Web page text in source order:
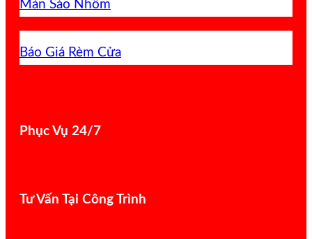
Màn Sáo Nhôm
Báo Giá Rèm Cửa
Phục Vụ 24/7
Tư Vấn Tại Công Trình